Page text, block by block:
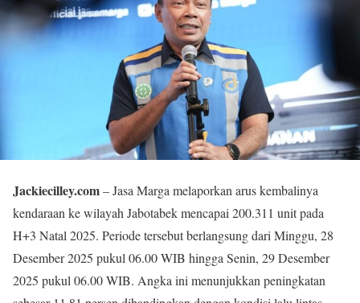
Jackiecilley.com– Jasa Marga melaporkan arus kembalinya
kendaraan ke wilayah Jabotabek mencapai 200.311 unit pada
H+3 Natal 2025. Periode tersebut berlangsung dari Minggu, 28
Desember 2025 pukul 06.00 WIB hingga Senin, 29 Desember
2025 pukul 06.00 WIB. Angka ini menunjukkan peningkatan